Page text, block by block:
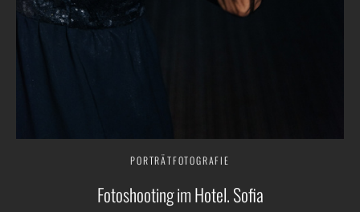
PORTRÄTFOTOGRAFIE
Fotoshooting im Hotel. Sofia